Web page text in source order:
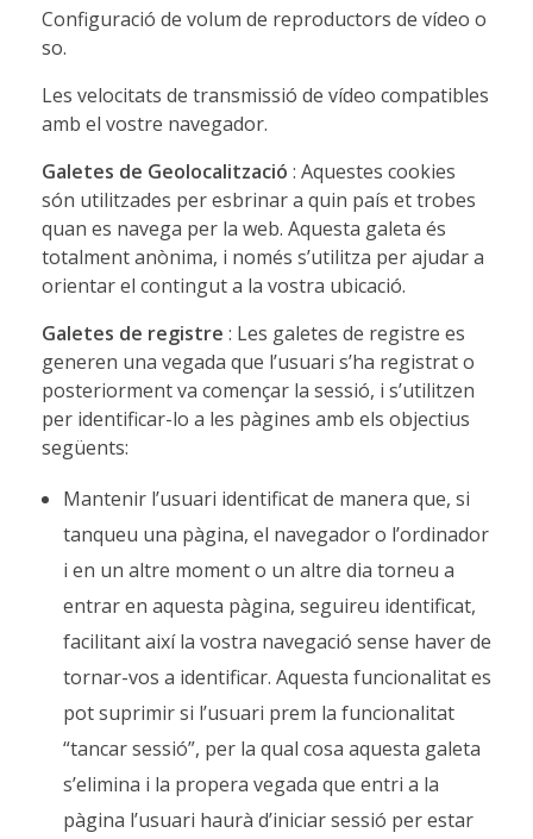
Configuració de volum de reproductors de vídeo o
so.
Les velocitats de transmissió de vídeo compatibles
amb el vostre navegador.
Galetes de Geolocalització : Aquestes cookies
són utilitzades per esbrinar a quin país et trobes
quan es navega per la web. Aquesta galeta és
totalment anònima, i només s’utilitza per ajudar a
orientar el contingut a la vostra ubicació.
Galetes de registre : Les galetes de registre es
generen una vegada que l’usuari s’ha registrat o
posteriorment va començar la sessió, i s’utilitzen
per identificar-lo a les pàgines amb els objectius
següents:
Mantenir l’usuari identificat de manera que, si
tanqueu una pàgina, el navegador o l’ordinador
i en un altre moment o un altre dia torneu a
entrar en aquesta pàgina, seguireu identificat,
facilitant així la vostra navegació sense haver de
tornar-vos a identificar. Aquesta funcionalitat es
pot suprimir si l’usuari prem la funcionalitat
“tancar sessió”, per la qual cosa aquesta galeta
s’elimina i la propera vegada que entri a la
pàgina l’usuari haurà d’iniciar sessió per estar